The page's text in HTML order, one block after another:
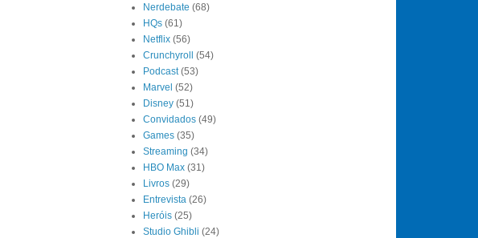
Nerdebate (68)
HQs (61)
Netflix (56)
Crunchyroll (54)
Podcast (53)
Marvel (52)
Disney (51)
Convidados (49)
Games (35)
Streaming (34)
HBO Max (31)
Livros (29)
Entrevista (26)
Heróis (25)
Studio Ghibli (24)